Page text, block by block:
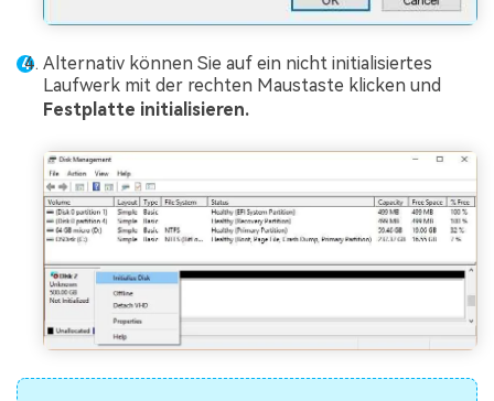
Alternativ können Sie auf ein nicht initialisiertes
Laufwerk mit der rechten Maustaste klicken und
Festplatte initialisieren.